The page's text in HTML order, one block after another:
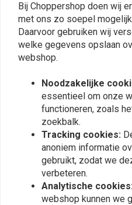
- 8.75" breed x 15" hoog (In cm:
Reviews
Plaats ook
Bij Choppershop doen wij
met ons zo soepel
Daarvoor gebruiken wij
welke gegevens opslaan
webshop.
Noodzakelijke
essentieel om onze
functioneren, zoals
zoekbalk.
Tracking cookies:
anoniem informatie
gebruikt, zodat we
verbeteren.
Analytische
webshop kunnen we